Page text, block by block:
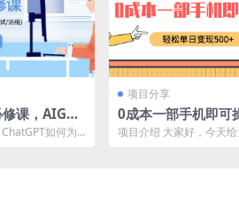
课，AIGC
（AI/前端/
如何为
项目分享
0成本一部手机即可
小红书卖育儿纪录片
项目介绍 大家好，今天给